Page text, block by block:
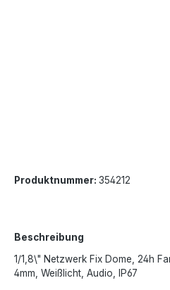
Produktnummer: 354212
Beschreibung
1/1,8\" Netzwerk Fix Dome, 24h
4mm, Weißlicht, Audio, IP67